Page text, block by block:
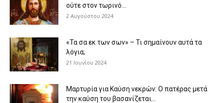
ούτε στον τωρινό...
2 Αυγούστου 2024
«Τα σα εκ των σων» – Τι σημαίνουν αυτά τα
λόγια;
21 Ιουνίου 2024
Μαρτυρία για Καύση νεκρών: Ο πατέρας μετά
την καύση του βασανίζεται...